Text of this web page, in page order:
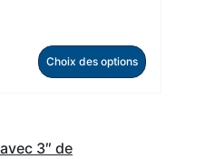
Choix des options
3″ de